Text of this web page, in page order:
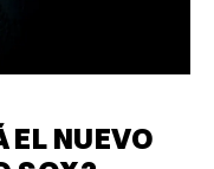
EL NUEVO